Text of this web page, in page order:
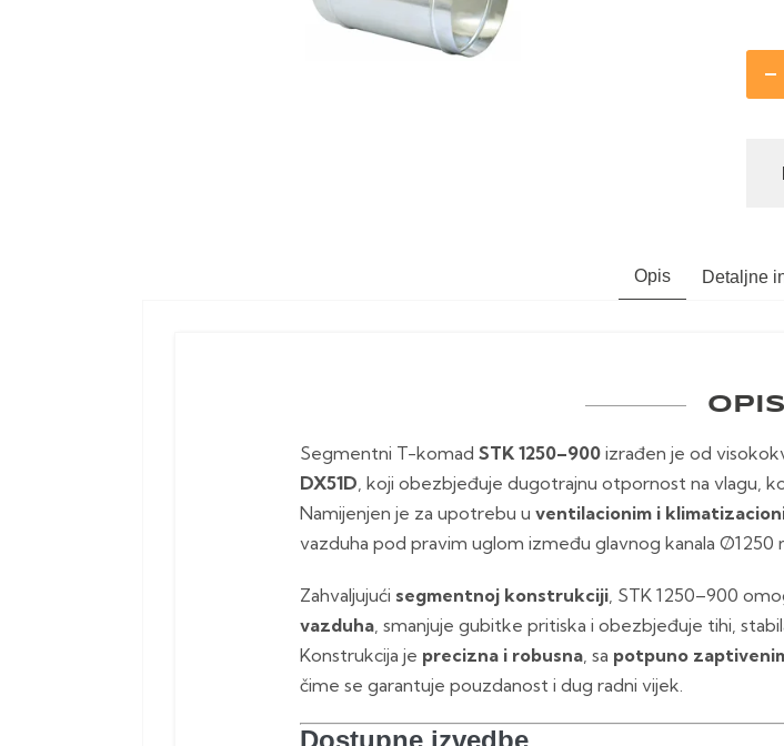
Opis Detaljne
OPIS
Segmentni T-komad STK 1250–900 izrađen je od
DX51D, koji obezbjeđuje dugotrajnu otpornost na vlagu,
Namijenjen je za upotrebu u ventilacionim i
vazduha pod pravim uglom između glavnog kanala
Zahvaljujući segmentnoj konstrukciji, STK 1250–900
vazduha, smanjuje gubitke pritiska i obezbjeđuje tihi,
Konstrukcija je precizna i robusna, sa potpuno
čime se garantuje pouzdanost i dug radni vijek.